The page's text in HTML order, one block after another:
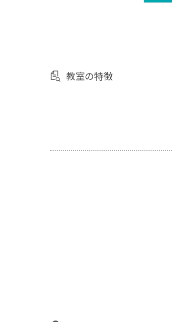
教室の特徴